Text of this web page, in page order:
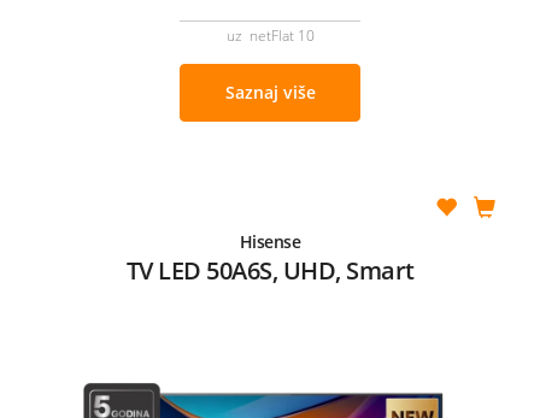
uz netFlat 10
Saznaj više
Hisense
TV LED 50A6S, UHD, Smart